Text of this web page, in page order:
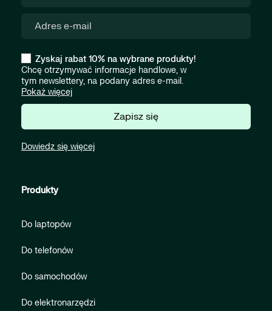
Zyskaj rabat 10% na wybrane produkty!
Chcę otrzymywać informacje handlowe, w
tym newslettery, na podany adres e-mail.
Pokaż więcej
Zapisz się
Dowiedz się więcej
Produkty
Do laptopów
Do telefonów
Do samochodów
Do elektronarzędzi